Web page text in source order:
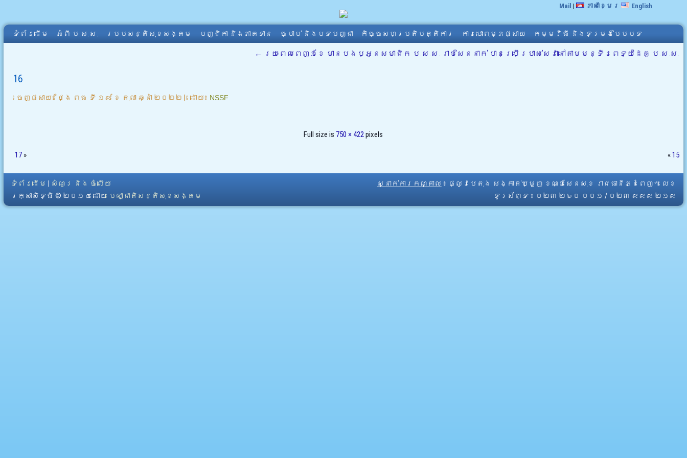
Mail | ភាសាខ្មែរ English
ទំព័រដើម អំពី​ ប.ស.ស. របបសន្តិសុខសង្គម បញ្ជិកា និងភាគទាន ច្បាប់ និងបទបញ្ជា កិច្ចសហប្រតិបត្តិការ ការបោះពុម្ភផ្សាយ កម្មវិធី និងទម្រង់បែបបទ
← រយៈពេលពេញ១ខែ មានបងប្អូនសមាជិក ប.ស.ស. រាប់សែននាក់ បានប្រើប្រាស់សេវានៅតាមមន្ទីរពេទ្យដៃគូ ប.ស.ស.
16
ចេញផ្សាយ៖ ថ្ងៃ ពុធ ទី ១៩ ខែ តុលា ឆ្នាំ ២០២២ | ដោយ៖ NSSF
Full size is 750 × 422pixels
17» «15
ទំព័រដើម
សំណួរ និង ចំលើយ
រក្សាសិទ្ធិ © ២០១៤ ដោយ​ បេឡាជាតិសន្តិសុខសង្គម
ស្នាក់ការកណ្តាល ៖ ផ្លូវបេតុង សង្កាត់ឃ្មួញ ខណ្ឌសែនសុខ រាជធានីភ្នំពេញ។ លេខ
ទូរស័ព្ទ ៖ ០២៣ ២៦០ ០០១ / ០២៣ ៩៩៩ ២១៩